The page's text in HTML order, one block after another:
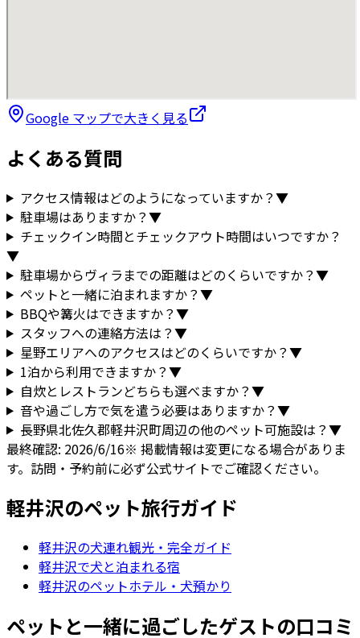
Google マップで大きく見る
よくある質問
アクセス情報はどのようになっていますか？▼
駐車場はありますか？▼
チェックイン時間とチェックアウト時間はいつですか？
▼
駐車場からヴィラまでの距離はどのくらいですか？▼
ペットと一緒に泊まれますか？▼
BBQや篝火はできますか？▼
スタッフへの連絡方法は？▼
星野エリアへのアクセスはどのくらいですか？▼
1泊から利用できますか？▼
自炊とレストランどちらも選べますか？▼
音や過ごし方で気を遣う必要はありますか？▼
長野県北佐久郡軽井沢町周辺の他のペット可施設は？▼
最終確認: 2026/6/16※ 掲載情報は変更になる場合がありま
す。訪問・予約前に必ず公式サイトでご確認ください。
軽井沢のペット旅行ガイド
軽井沢の犬連れ観光・完全ガイド
軽井沢で犬と泊まれる宿
軽井沢のペットホテル・犬預かり
ペットと一緒に過ごしたゲストの口コミ